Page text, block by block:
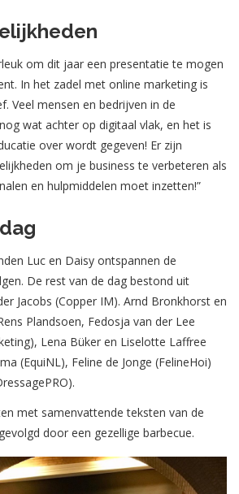
om dit jaar een presentatie te mogen
In het zadel met online marketing is
Veel mensen en bedrijven in de
wat achter op digitaal vlak, en het is
over wordt gegeven! Er zijn
om je business te verbeteren als
en hulpmiddelen moet inzetten!”
Luc en Daisy ontspannen de
De rest van de dag bestond uit
Jacobs (Copper IM). Arnd Bronkhorst en
Plandsoen, Fedosja van der Lee
Lena Büker en Liselotte Laffree
(EquiNL), Feline de Jonge (FelineHoi)
met samenvattende teksten van de
door een gezellige barbecue.